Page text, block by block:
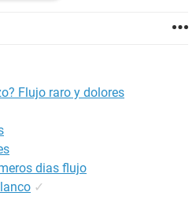
cuando trato de sumir la
muy grandes)
de "revuelca" (gases
Flujo raro y dolores
dias flujo
✓